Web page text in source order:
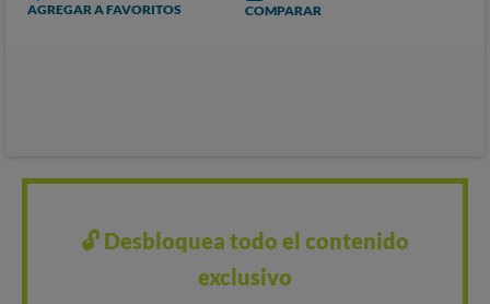
AGREGAR A FAVORITOS COMPARAR
🔓 Desbloquea todo el contenido
exclusivo